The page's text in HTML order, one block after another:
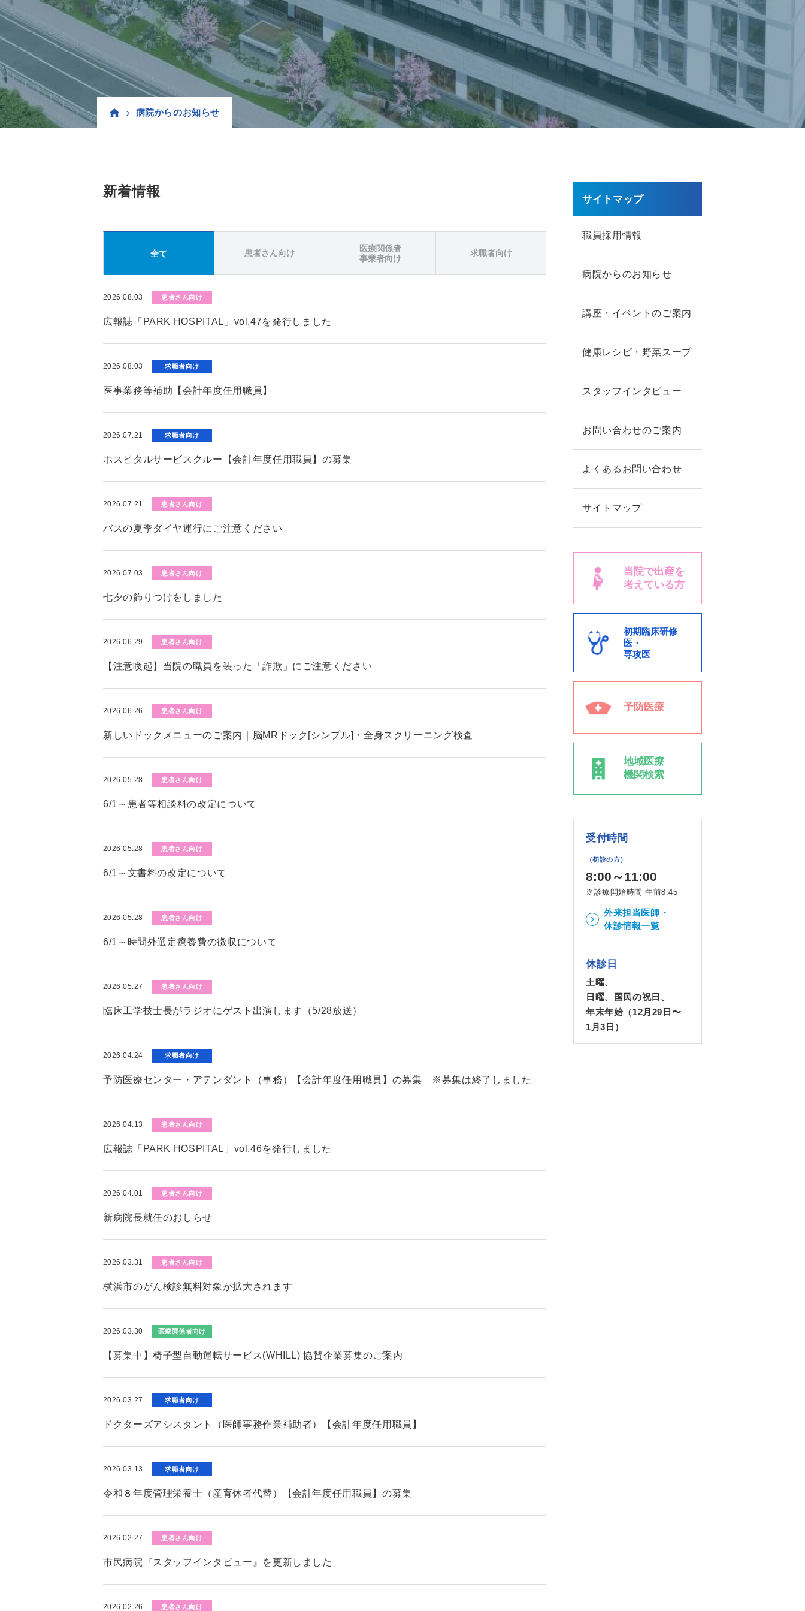
病院からのお知らせ
新着情報
全て 患者さん向け
医療関係者
事業者向け
求職者向け
2026.08.03 患者さん向け
広報誌「PARK HOSPITAL」vol.47を発行しました
2026.08.03 求職者向け
医事業務等補助【会計年度任用職員】
2026.07.21 求職者向け
ホスピタルサービスクルー【会計年度任用職員】の募集
2026.07.21 患者さん向け
バスの夏季ダイヤ運行にご注意ください
2026.07.03 患者さん向け
七夕の飾りつけをしました
2026.06.29 患者さん向け
【注意喚起】当院の職員を装った「詐欺」にご注意ください
2026.06.26 患者さん向け
新しいドックメニューのご案内｜脳MRドック[シンプル]・全身スクリーニング検査
2026.05.28 患者さん向け
6/1～患者等相談料の改定について
2026.05.28 患者さん向け
6/1～文書料の改定について
2026.05.28 患者さん向け
6/1～時間外選定療養費の徴収について
2026.05.27 患者さん向け
臨床工学技士長がラジオにゲスト出演します（5/28放送）
2026.04.24 求職者向け
予防医療センター・アテンダント（事務）【会計年度任用職員】の募集 ※募集は終了しました
2026.04.13 患者さん向け
広報誌「PARK HOSPITAL」vol.46を発行しました
2026.04.01 患者さん向け
新病院長就任のおしらせ
2026.03.31 患者さん向け
横浜市のがん検診無料対象が拡大されます
2026.03.30 医療関係者向け
【募集中】椅子型自動運転サービス(WHILL) 協賛企業募集のご案内
2026.03.27 求職者向け
ドクターズアシスタント（医師事務作業補助者）【会計年度任用職員】
2026.03.13 求職者向け
令和８年度管理栄養士（産育休者代替）【会計年度任用職員】の募集
2026.02.27 患者さん向け
市民病院『スタッフインタビュー』を更新しました
2026.02.26 患者さん向け
サイトマップ
職員採用情報
病院からのお知らせ
講座・イベントのご案内
健康レシピ・野菜スープ
スタッフインタビュー
お問い合わせのご案内
よくあるお問い合わせ
サイトマップ
当院で出産を
考えている方
初期臨床研修
医・
専攻医
予防医療
地域医療
機関検索
受付時間
（初診の方）
8:00～11:00
※診療開始時間 午前8:45
外来担当医師・
休診情報一覧
休診日
土曜、
日曜、国民の祝日、
年末年始（12月29日〜
1月3日）